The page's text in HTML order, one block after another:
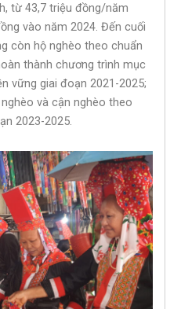
từ 43,7 triệu đồng/năm
vào năm 2024. Đến cuối
còn hộ nghèo theo chuẩn
thành chương trình mục
vững giai đoạn 2021-2025;
và cận nghèo theo
2023-2025.